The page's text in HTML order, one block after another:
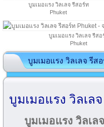
บูมเมอแรง วิลเลจ รีสอร์ท
Phuket
บูมเมอแรง วิลเลจ รีสอ
Phuket
บูมเมอแรง วิลเลจ รีส
บูมเมอแรง วิลเล
บูมเมอแรง วิลเล